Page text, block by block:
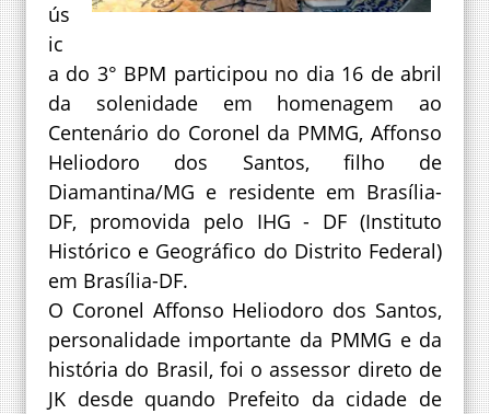
ús
ic
a do 3° BPM participou no dia 16 de abril
da solenidade em homenagem ao
Centenário do Coronel da PMMG, Affonso
Heliodoro dos Santos, filho de
Diamantina/MG e residente em Brasília-
DF, promovida pelo IHG - DF (Instituto
Histórico e Geográfico do Distrito Federal)
em Brasília-DF.
O Coronel Affonso Heliodoro dos Santos,
personalidade importante da PMMG e da
história do Brasil, foi o assessor direto de
JK desde quando Prefeito da cidade de